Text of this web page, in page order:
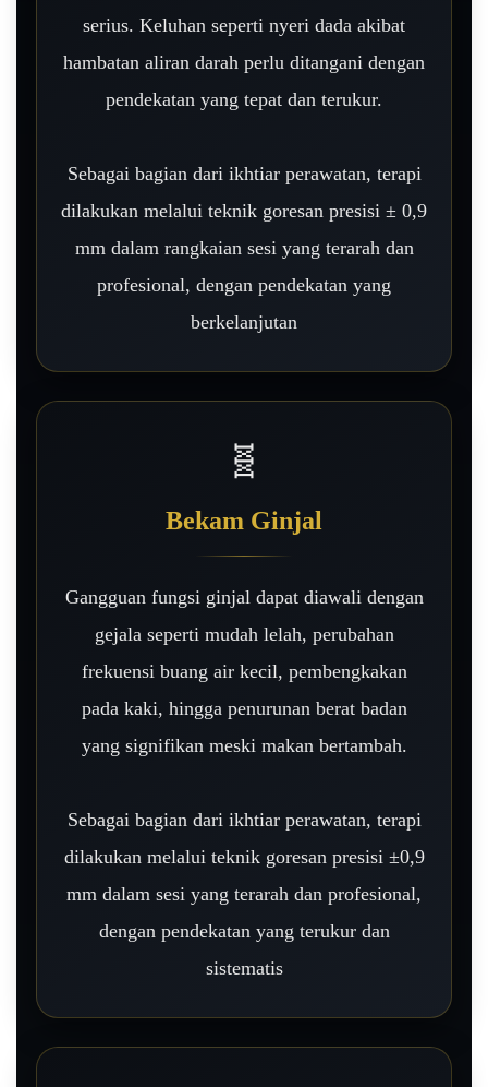
serius. Keluhan seperti nyeri dada akibat
hambatan aliran darah perlu ditangani dengan
pendekatan yang tepat dan terukur.
Sebagai bagian dari ikhtiar perawatan, terapi
dilakukan melalui teknik goresan presisi ± 0,9
mm dalam rangkaian sesi yang terarah dan
profesional, dengan pendekatan yang
berkelanjutan
🧬
Bekam Ginjal
Gangguan fungsi ginjal dapat diawali dengan
gejala seperti mudah lelah, perubahan
frekuensi buang air kecil, pembengkakan
pada kaki, hingga penurunan berat badan
yang signifikan meski makan bertambah.
Sebagai bagian dari ikhtiar perawatan, terapi
dilakukan melalui teknik goresan presisi ±0,9
mm dalam sesi yang terarah dan profesional,
dengan pendekatan yang terukur dan
sistematis